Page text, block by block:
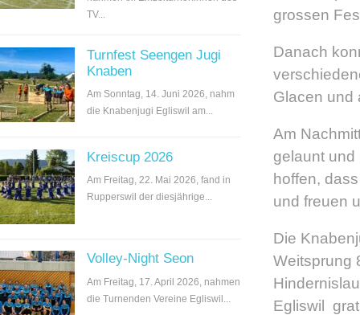
TV...
Turnfest Seengen Jugi
Knaben
Am Sonntag, 14. Juni 2026, nahm
die Knabenjugi Egliswil am...
Kreiscup 2026
Am Freitag, 22. Mai 2026, fand in
Rupperswil der diesjährige...
Volley-Night Seon
Am Freitag, 17. April 2026, nahmen
die Turnenden Vereine Egliswil...
grossen
Danach
Glacen und
Am
gelaunt und
hoffen,
und freuen
Die
Weitsprung
Egliswil